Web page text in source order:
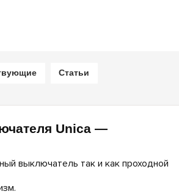
Статьи
Unica —
выключатель так и как проходной